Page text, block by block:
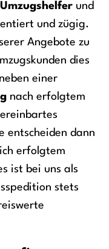
und
und zügig.
Angebote zu
dies
einer
nach erfolgtem
entscheiden dann
erfolgtem
ist bei uns als
stets